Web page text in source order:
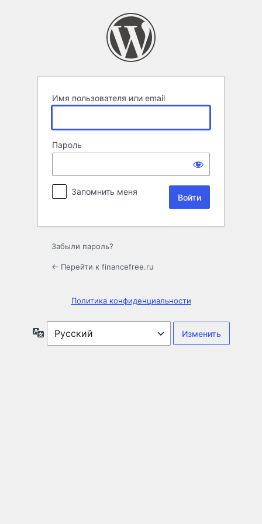
Имя пользователя или email
Пароль
Запомнить меня
Забыли пароль?
← Перейти к financefree.ru
Политика конфиденциальности
Язык